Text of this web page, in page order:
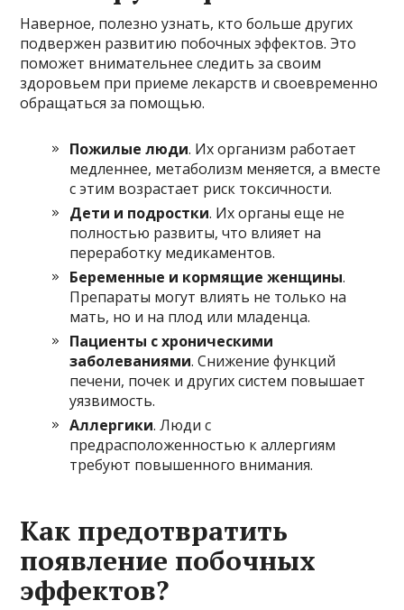
Наверное, полезно узнать, кто больше других
подвержен развитию побочных эффектов. Это
поможет внимательнее следить за своим
здоровьем при приеме лекарств и своевременно
обращаться за помощью.
Пожилые люди. Их организм работает
медленнее, метаболизм меняется, а вместе
с этим возрастает риск токсичности.
Дети и подростки. Их органы еще не
полностью развиты, что влияет на
переработку медикаментов.
Беременные и кормящие женщины.
Препараты могут влиять не только на
мать, но и на плод или младенца.
Пациенты с хроническими
заболеваниями. Снижение функций
печени, почек и других систем повышает
уязвимость.
Аллергики. Люди с
предрасположенностью к аллергиям
требуют повышенного внимания.
Как предотвратить
появление побочных
эффектов?